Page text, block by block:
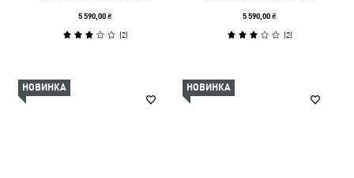
5 590,00 ₴
(2)
5 590,00 ₴
(2)
НОВИНКА НОВИНКА